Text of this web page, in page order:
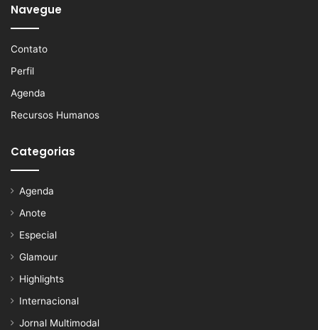
Navegue
Contato
Perfil
Agenda
Recursos Humanos
Categorias
Agenda
Anote
Especial
Glamour
Highlights
Internacional
Jornal Multimodal